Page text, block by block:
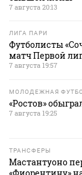
7 августа 20:13
ЛИГА ПАРИ
Футболисты
матч Первой
7 августа 19:57
МОЛОДЕЖНАЯ
«Ростов»
7 августа 19:25
ТРАНСФЕРЫ
Мастантуоно